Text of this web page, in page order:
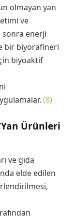
olmayan yan
ve
sonra enerji
bir biyorafineri
biyoaktif
(8)
Yan Ürünleri
ve gıda
elde edilen